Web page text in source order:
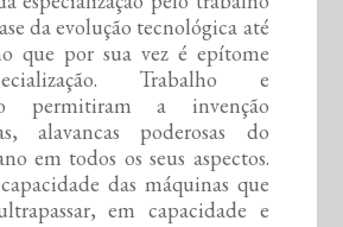
da evolução tecnológica até
que por sua vez é epítome
Trabalho e
permitiram a invenção
alavancas poderosas do
em todos os seus aspectos.
das máquinas que
em capacidade e